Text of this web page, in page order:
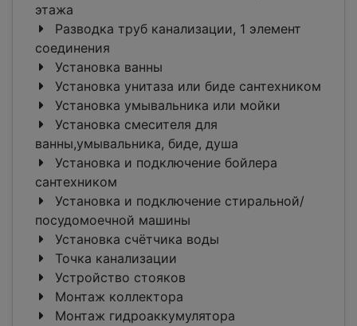
этажа
Разводка труб канализации, 1 элемент
соединения
Установка ванны
Установка унитаза или биде сантехником
Установка умывальника или мойки
Установка смесителя для
ванны,умывальника, биде, душа
Установка и подключение бойлера
сантехником
Установка и подключение стиральной/
посудомоечной машины
Установка счётчика воды
Точка канализации
Устройство стояков
Монтаж коллектора
Монтаж гидроаккумулятора